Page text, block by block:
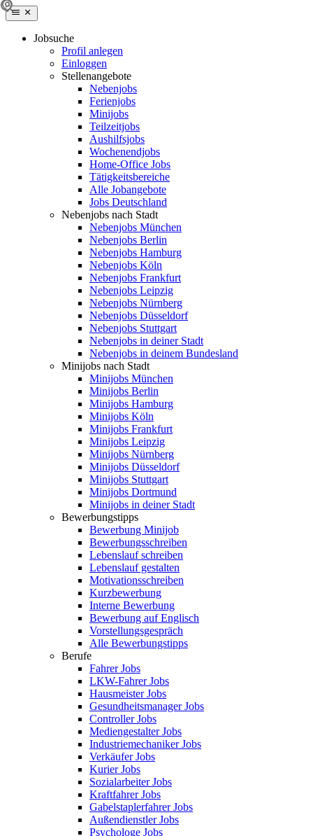
Jobsuche
Profil anlegen
Einloggen
Stellenangebote
Nebenjobs
Ferienjobs
Minijobs
Teilzeitjobs
Aushilfsjobs
Wochenendjobs
Home-Office Jobs
Tätigkeitsbereiche
Alle Jobangebote
Jobs Deutschland
Nebenjobs nach Stadt
Nebenjobs München
Nebenjobs Berlin
Nebenjobs Hamburg
Nebenjobs Köln
Nebenjobs Frankfurt
Nebenjobs Leipzig
Nebenjobs Nürnberg
Nebenjobs Düsseldorf
Nebenjobs Stuttgart
Nebenjobs in deiner Stadt
Nebenjobs in deinem Bundesland
Minijobs nach Stadt
Minijobs München
Minijobs Berlin
Minijobs Hamburg
Minijobs Köln
Minijobs Frankfurt
Minijobs Leipzig
Minijobs Nürnberg
Minijobs Düsseldorf
Minijobs Stuttgart
Minijobs Dortmund
Minijobs in deiner Stadt
Bewerbungstipps
Bewerbung Minijob
Bewerbungsschreiben
Lebenslauf schreiben
Lebenslauf gestalten
Motivationsschreiben
Kurzbewerbung
Interne Bewerbung
Bewerbung auf Englisch
Vorstellungsgespräch
Alle Bewerbungstipps
Berufe
Fahrer Jobs
LKW-Fahrer Jobs
Hausmeister Jobs
Gesundheitsmanager Jobs
Controller Jobs
Mediengestalter Jobs
Industriemechaniker Jobs
Verkäufer Jobs
Kurier Jobs
Sozialarbeiter Jobs
Kraftfahrer Jobs
Gabelstaplerfahrer Jobs
Außendienstler Jobs
Psychologe Jobs